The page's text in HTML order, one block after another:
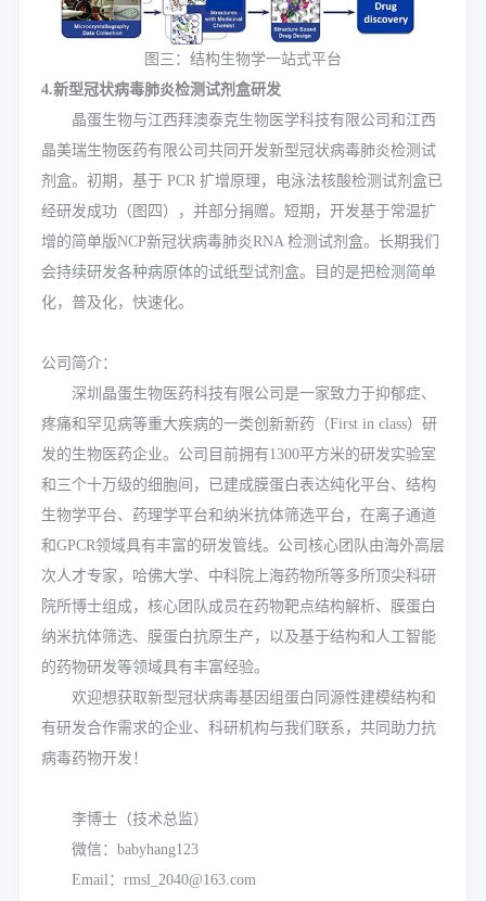
图三：结构生物学一站式平台
4.新型冠状病毒肺炎检测试剂盒研发
晶蛋生物与江西拜澳泰克生物医学科技有限公司和江西
晶美瑞生物医药有限公司共同开发新型冠状病毒肺炎检测试
剂盒。初期，基于 PCR 扩增原理，电泳法核酸检测试剂盒已
经研发成功（图四），并部分捐赠。短期，开发基于常温扩
增的简单版NCP新冠状病毒肺炎RNA 检测试剂盒。长期我们
会持续研发各种病原体的试纸型试剂盒。目的是把检测简单
化，普及化，快速化。
公司简介：
深圳晶蛋生物医药科技有限公司是一家致力于抑郁症、
疼痛和罕见病等重大疾病的一类创新新药（First in class）研
发的生物医药企业。公司目前拥有1300平方米的研发实验室
和三个十万级的细胞间，已建成膜蛋白表达纯化平台、结构
生物学平台、药理学平台和纳米抗体筛选平台，在离子通道
和GPCR领域具有丰富的研发管线。公司核心团队由海外高层
次人才专家，哈佛大学、中科院上海药物所等多所顶尖科研
院所博士组成，核心团队成员在药物靶点结构解析、膜蛋白
纳米抗体筛选、膜蛋白抗原生产，以及基于结构和人工智能
的药物研发等领域具有丰富经验。
欢迎想获取新型冠状病毒基因组蛋白同源性建模结构和
有研发合作需求的企业、科研机构与我们联系，共同助力抗
病毒药物开发！
李博士（技术总监）
微信：babyhang123
Email：rmsl_2040@163.com